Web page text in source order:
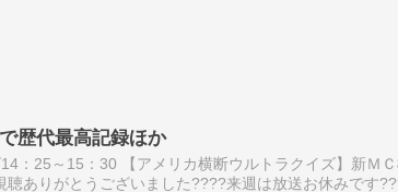
歴代最高記録ほか
：25～15：30 【アメリカ横断ウルトラクイズ】新Ｍ
ありがとうございました????来週は放送お休みです